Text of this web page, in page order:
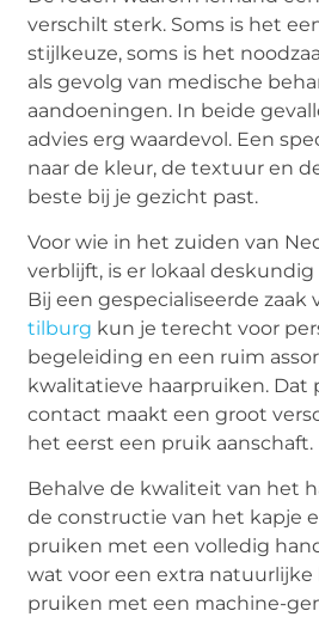
verschilt sterk. Soms is het
stijlkeuze, soms is het
als gevolg van medische
aandoeningen. In beide
advies erg waardevol. Een
naar de kleur, de textuur en
beste bij je gezicht past.
Voor wie in het zuiden van
verblijft, is er lokaal
Bij een gespecialiseerde zaak
tilburg kun je terecht voor
begeleiding en een ruim
kwalitatieve haarpruiken. Dat
contact maakt een groot
het eerst een pruik aanschaft.
Behalve de kwaliteit van het
de constructie van het kapje
pruiken met een volledig
wat voor een extra natuurlijke
pruiken met een machine-